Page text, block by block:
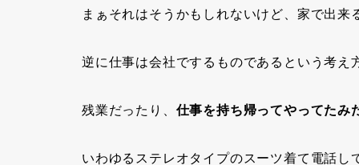
まぁそれはそうかもしれないけど、家で出来
逆に仕事は会社でするものであるという考え
残業だったり、 仕事を持ち帰ってやってたみ
いわゆるステレオタイプのスーツ着て電話